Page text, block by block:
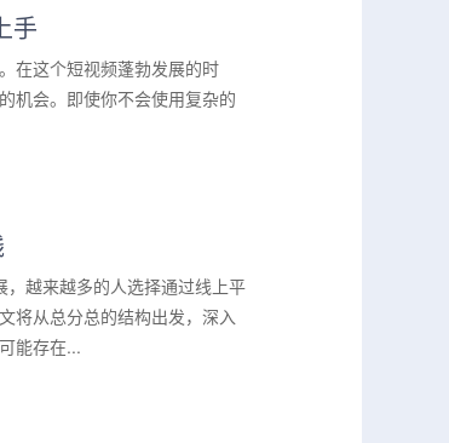
手
在这个短视频蓬勃发展的时
机会。即使你不会使用复杂的
越来越多的人选择通过线上平
将从总分总的结构出发，深入
能存在...